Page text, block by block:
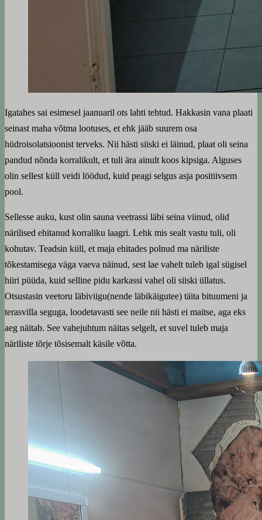
Igatahes sai esimesel jaanuaril ots lahti tehtud. Hakkasin vana plaati
seinast maha võtma lootuses, et ehk jääb suurem osa
hüdroisolatsioonist terveks. Nii hästi siiski ei läinud, plaat oli seina
pandud nõnda korralikult, et tuli ära ainult koos kipsiga. Alguses
olin sellest küll veidi löödud, kuid peagi selgus asja positiivsem
pool.
Sellesse auku, kust olin sauna veetrassi läbi seina viinud, olid
närilised ehitanud korraliku laagri. Lehk mis sealt vastu tuli, oli
kohutav. Teadsin küll, et maja ehitades polnud ma näriliste
tõkestamisega väga vaeva näinud, sest lae vahelt tuleb igal sügisel
hiiri püüda, kuid selline pidu karkassi vahel oli siiski üllatus.
Otsustasin veetoru läbiviigu(nende läbikäigutee) täita bituumeni ja
terasvilla seguga, loodetavasti see neile nii hästi ei maitse, aga eks
aeg näitab. See vahejuhtum näitas selgelt, et suvel tuleb maja
näriliste tõrje tõsisemalt käsile võtta.